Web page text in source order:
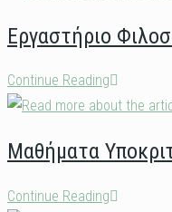
δεν
παίξε
γέλασε…”
Εργαστήριο
Continue ReadingΕργαστήριο
Την
Κοινωνία
Μαθήματα
Continue ReadingΜαθήματα